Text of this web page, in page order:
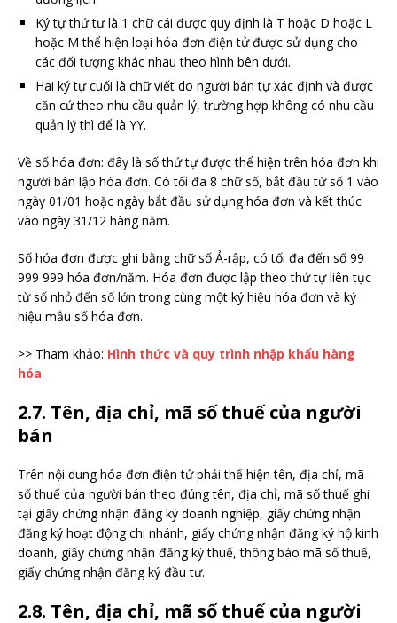
Ký tự thứ tư là 1 chữ cái được quy định là T hoặc D hoặc L
hoặc M thể hiện loại hóa đơn điện tử được sử dụng cho
các đối tượng khác nhau theo hình bên dưới.
Hai ký tự cuối là chữ viết do người bán tự xác định và được
căn cứ theo nhu cầu quản lý, trường hợp không có nhu cầu
quản lý thì để là YY.
Về số hóa đơn: đây là số thứ tự được thể hiện trên hóa đơn khi
người bán lập hóa đơn. Có tối đa 8 chữ số, bắt đầu từ số 1 vào
ngày 01/01 hoặc ngày bắt đầu sử dụng hóa đơn và kết thúc
vào ngày 31/12 hàng năm.
Số hóa đơn được ghi bằng chữ số Ả-rập, có tối đa đến số 99
999 999 hóa đơn/năm. Hóa đơn được lập theo thứ tự liên tục
từ số nhỏ đến số lớn trong cùng một ký hiệu hóa đơn và ký
hiệu mẫu số hóa đơn.
>> Tham khảo: Hình thức và quy trình nhập khẩu hàng
hóa.
2.7. Tên, địa chỉ, mã số thuế của người
bán
Trên nội dung hóa đơn điện tử phải thể hiện tên, địa chỉ, mã
số thuế của người bán theo đúng tên, địa chỉ, mã số thuế ghi
tại giấy chứng nhận đăng ký doanh nghiệp, giấy chứng nhận
đăng ký hoạt động chi nhánh, giấy chứng nhận đăng ký hộ kinh
doanh, giấy chứng nhận đăng ký thuế, thông báo mã số thuế,
giấy chứng nhận đăng ký đầu tư.
2.8. Tên, địa chỉ, mã số thuế của người